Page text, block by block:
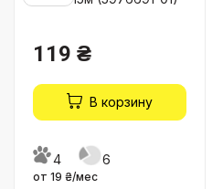
119 ₴
В корзину
4 6
от 19 ₴/мес